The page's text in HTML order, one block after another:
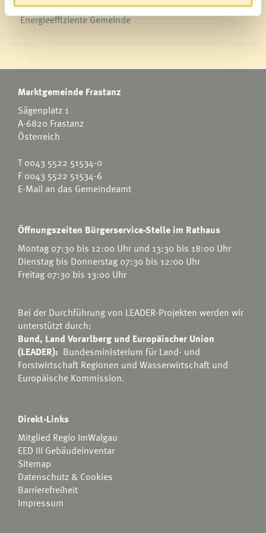
Energieeffiziente Gemeinde
Marktgemeinde Frastanz
Sägenplatz 1
A-6820 Frastanz
Österreich
T0043 5522 51534-0
F 0043 5522 51534-6
E-Mail an das Gemeindeamt
Öffnungszeiten Bürgerservice-Stelle im Rathaus
Montag 07:30 bis 12:00 Uhr und 13:30 bis 18:00 Uhr
Dienstag bis Donnerstag 07:30 bis 12:00 Uhr
Freitag 07:30 bis 13:00 Uhr
Bei der Durchführung von LEADER-Projekten werden wir
unterstützt durch:
Bund, Land Vorarlberg und Europäischer Union
(LEADER): Bundesministerium für Land- und
Forstwirtschaft Regionen und Wasserwirtschaft und
Europäische Kommission.
Direkt-Links
Mitglied Regio ImWalgau
EED III Gebäudeinventar
Sitemap
Datenschutz & Cookies
Barrierefreiheit
Impressum